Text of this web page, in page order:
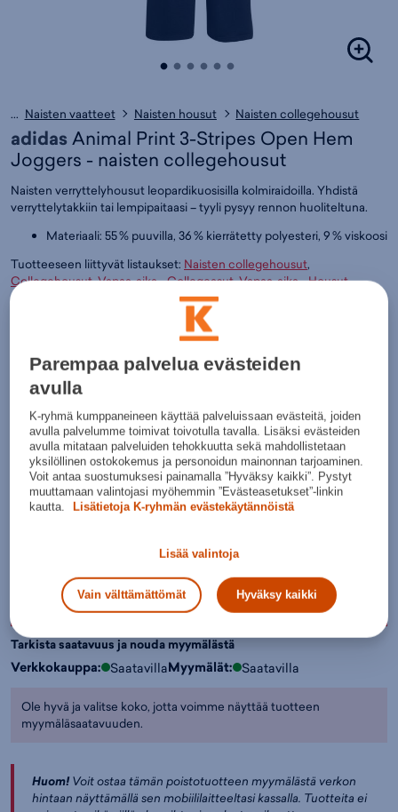
... Naisten vaatteet Naisten housut Naisten collegehousut
adidasAnimal Print 3-Stripes Open Hem
Joggers - naisten collegehousut
Naisten verryttelyhousut leopardi­kuosisilla kolmiraidoilla. Yhdistä
verryttelytakkiin tai lempipaitaasi – tyyli pysyy rennon huoliteltuna.
Materiaali: 55 % puuvilla, 36 % kierrätetty polyesteri, 9 % viskoosi
Tuotteeseen liittyvät listaukset: Naisten collegehousut,
Collegehousut,Vapaa-aika - Collegeasut,Vapaa-aika - Housut,
Naisten vaatteet
Vapaa-aika - Vapaa-ajan vaatteet
45€
Normaalihinta:
30pv alin hinta: 45€
Lisätietoa
Värit:
Musta
Kokotaulukko
Lisää ostoskoriin
Tarkista saatavuus ja nouda myymälästä
Verkkokauppa: SaatavillaMyymälät: Saatavilla
Ole hyvä ja valitse koko, jotta voimme näyttää tuotteen
myymäläsaatavuuden.
Huom!Voit ostaa tämän poistotuotteen myymälästä verkon
hintaan näyttämällä sen mobiililaitteeltasi kassalla. Tuotteita ei
Parempaa palvelua evästeiden
avulla
K-ryhmä kumppaneineen käyttää palveluissaan evästeitä, joiden
avulla palvelumme toimivat toivotulla tavalla. Lisäksi evästeiden
avulla mitataan palveluiden tehokkuutta sekä mahdollistetaan
yksilöllinen ostokokemus ja personoidun mainonnan tarjoaminen.
Voit antaa suostumuksesi painamalla ”Hyväksy kaikki”. Pystyt
muuttamaan valintojasi myöhemmin ”Evästeasetukset”-linkin
kautta.
Lisätietoja K-ryhmän evästekäytännöistä
Lisää valintoja
Vain välttämättömät Hyväksy kaikki